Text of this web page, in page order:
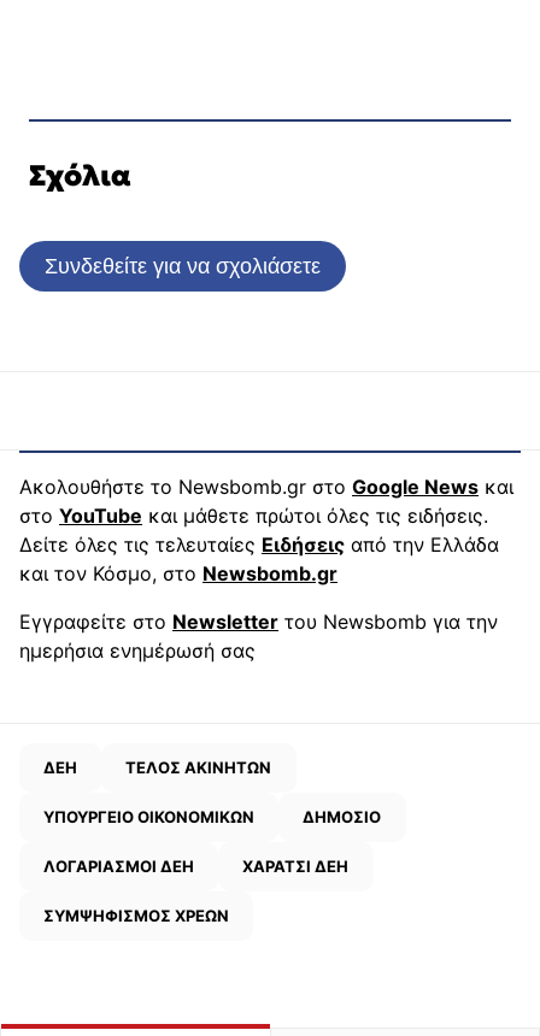
Σχόλια
Συνδεθείτε για να σχολιάσετε
Ακολουθήστε το Newsbomb.gr στο Google News και
στο YouTube και μάθετε πρώτοι όλες τις ειδήσεις.
Δείτε όλες τις τελευταίες Ειδήσεις από την Ελλάδα
και τον Κόσμο, στο Newsbomb.gr
Εγγραφείτε στο Newsletter του Newsbomb για την
ημερήσια ενημέρωσή σας
ΔΕΗ ΤΕΛΟΣ ΑΚΙΝΗΤΩΝ
ΥΠΟΥΡΓΕΙΟ ΟΙΚΟΝΟΜΙΚΩΝ ΔΗΜΟΣΙΟ
ΛΟΓΑΡΙΑΣΜΟΙ ΔΕΗ ΧΑΡΑΤΣΙ ΔΕΗ
ΣΥΜΨΗΦΙΣΜΟΣ ΧΡΕΩΝ